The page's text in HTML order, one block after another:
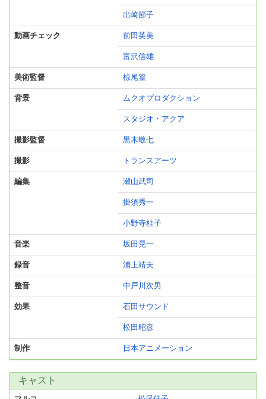
出崎節子
動画チェック 前田英美
富沢信雄
美術監督 椋尾篁
背景 ムクオプロダクション
スタジオ・アクア
撮影監督 黒木敬七
撮影 トランスアーツ
編集 瀬山武司
掛須秀一
小野寺桂子
音楽 坂田晃一
録音 浦上靖夫
整音 中戸川次男
効果 石田サウンド
松田昭彦
制作 日本アニメーション
キャスト